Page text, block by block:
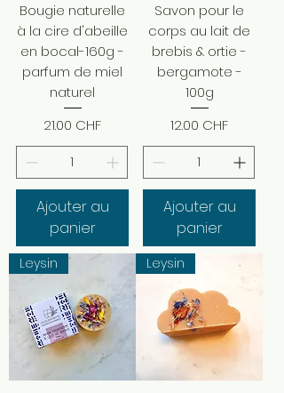
Bougie naturelle
à la cire d'abeille
en bocal-160g -
parfum de miel
naturel
Prix
21.00 CHF
Ajouter au
panier
Savon pour le
corps au lait de
brebis & ortie -
bergamote -
100g
Prix
12.00 CHF
Ajouter au
panier
Leysin Leysin